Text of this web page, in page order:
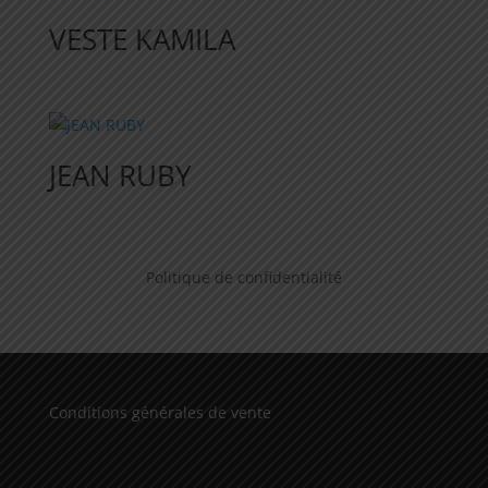
VESTE KAMILA
JEAN RUBY
Politique de confidentialité
Conditions générales de vente